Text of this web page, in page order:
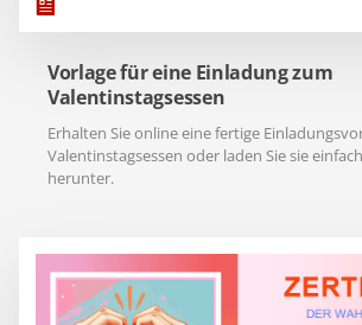
Vorlage für eine Einladung zum
Valentinstagsessen
Erhalten Sie online eine fertige
Valentinstagsessen oder laden Sie sie
herunter.